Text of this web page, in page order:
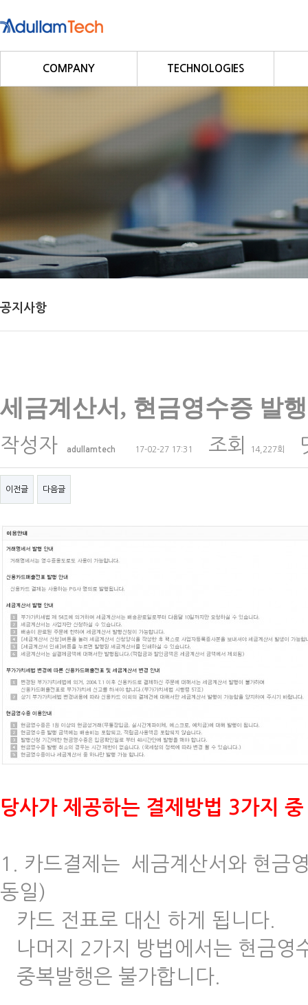
COMPANY TECHNOLOGIES
회사소개
회사연혁
사업영역
Fieldbus
Profibus
DeviceNet
CC-Link
CANopen
Modbus/Modbus TCP
공지사항
세금계산서, 현금영수증 발행
작성자 adullamtech 17-02-27 17:31 조회 14,227회
이전글 다음글
당사가 제공하는 결제방법 3가지 중
1. 카드결제는 세금계산서와 현금
동일)
카드 전표로 대신 하게 됩니다.
나머지 2가지 방법에서는 현금영
중복발행은 불가합니다.